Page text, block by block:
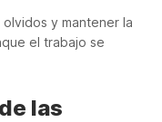
y mantener la
el trabajo se
las